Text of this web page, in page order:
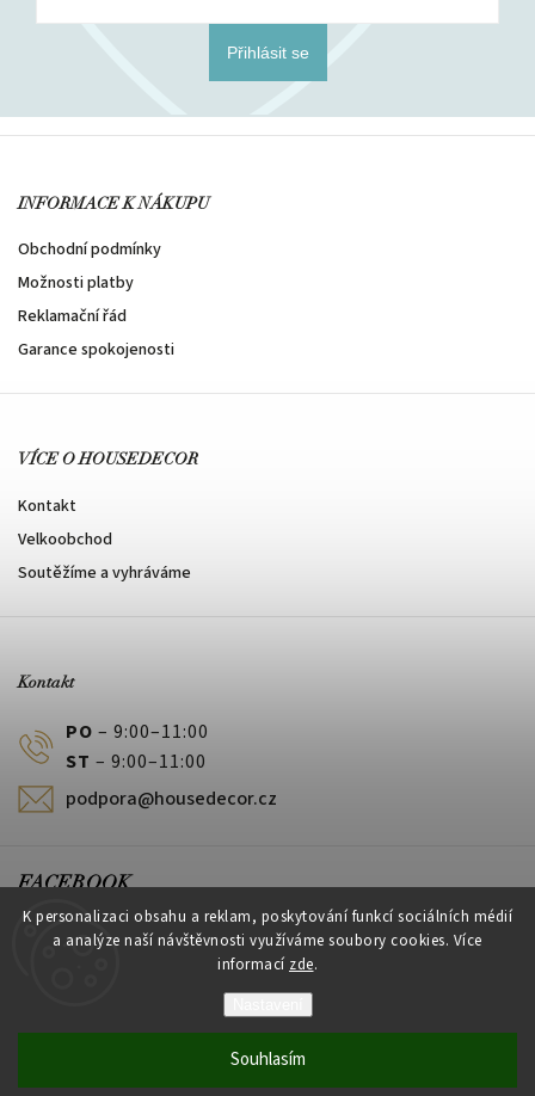
K personalizaci obsahu a reklam, poskytování funkcí sociálních médií
a analýze naší návštěvnosti využíváme soubory cookies. Více
informací zde.
Souhlasím
Přihlásit se
INFORMACE K NÁKUPU
Obchodní podmínky
Možnosti platby
Reklamační řád
Garance spokojenosti
VÍCE O HOUSEDECOR
Kontakt
Velkoobchod
Soutěžíme a vyhráváme
Kontakt
PO – 9:00–11:00
ST – 9:00–11:00
podpora@housedecor.cz
FACEBOOK